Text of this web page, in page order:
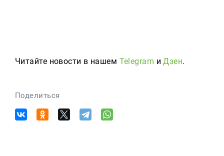
Читайте новости в нашем Telegram иДзен.
Поделиться